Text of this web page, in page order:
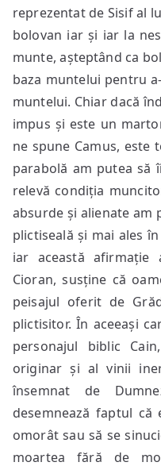
reprezentat de Sisif al
bolovan iar și iar la
munte, așteptând ca
baza muntelui pentru
muntelui. Chiar dacă
impus și este un
ne spune Camus, este
parabolă am putea să
relevă condiția
absurde și alienate am
plictiseală și mai ales
iar această
Cioran, susține că
peisajul oferit de
plictisitor. În aceeași
personajul biblic
originar și al vinii
însemnat de
desemnează faptul
omorât sau să se
moartea fără de